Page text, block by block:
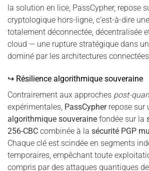
la solution en lice, PassCypher, repose
cryptologique hors-ligne, c’est-à-dire
totalement déconnectée, décentralisée
cloud — une rupture stratégique dans
dominé par les architectures
↪ Résilience algorithmique souveraine
Contrairement aux approches post-
expérimentales, PassCypherrepose sur
algorithmique souveraine fondée sur la
256-CBC combinée à la sécurité PGP
Chaque clé est scindée en segments
temporaires, empêchant toute
compris par des attaques quantiques